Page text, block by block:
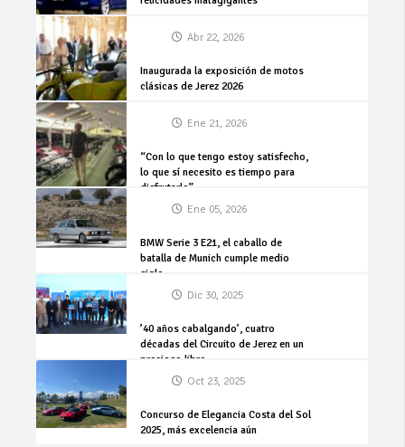
Abr 22, 2026
Inaugurada la exposición de motos
clásicas de Jerez 2026
Ene 21, 2026
“Con lo que tengo estoy satisfecho,
lo que sí necesito es tiempo para
disfrutarlo”
Ene 05, 2026
BMW Serie 3 E21, el caballo de
batalla de Munich cumple medio
siglo
Dic 30, 2025
’40 años cabalgando’, cuatro
décadas del Circuito de Jerez en un
precioso libro
Oct 23, 2025
Concurso de Elegancia Costa del Sol
2025, más excelencia aún